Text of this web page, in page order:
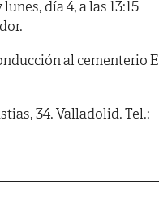
día 4, a las 13:15
al cementerio
34. Valladolid. Tel.: